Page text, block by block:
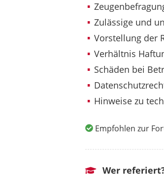
Zulässige und
Vorstellung der
Verhältnis
Schäden bei
Hinweise zu
Empfohlen zur
Wer